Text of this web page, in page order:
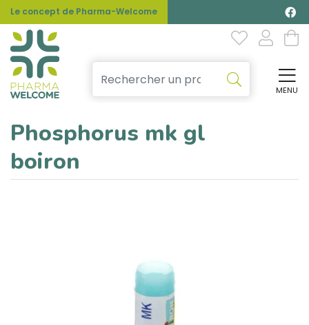
Le concept de Pharma-Welcome
MENU
Phosphorus mk gl
boiron